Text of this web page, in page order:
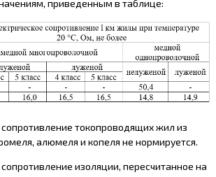
приведенным в таблице:
сопротивление токопроводящих жил из
алюмеля и копеля не нормируется.
изоляции, пересчитанное на